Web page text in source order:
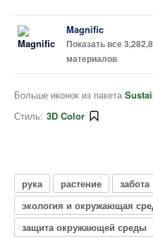
Magnific
Показать все
материалов
Больше иконок из пакета
Стиль: 3D Color
рука растение
забота
экология и окружающая
защита окружающей среды